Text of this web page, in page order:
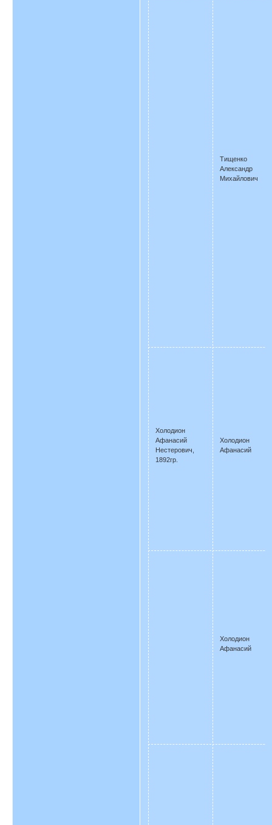
Тищенко
Александр
Михайлович
Холодион
Афанасий
Нестерович,
1892гр.
Холодион
Афанасий
Холодион
Афанасий